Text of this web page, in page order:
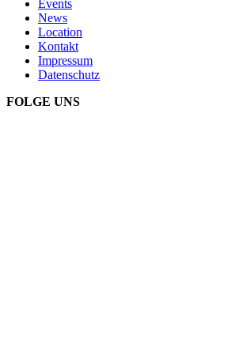
Events
News
Location
Kontakt
Impressum
Datenschutz
FOLGE UNS